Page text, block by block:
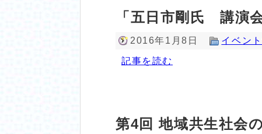
「五日市剛氏 講演会
2016年1月8日 イベン
記事を読む
第4回 地域共生社会